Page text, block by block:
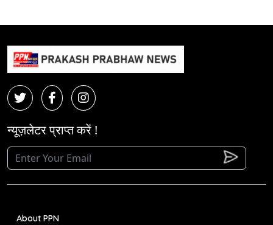
न्यूज़लेटर प्राप्त करें !
About PPN